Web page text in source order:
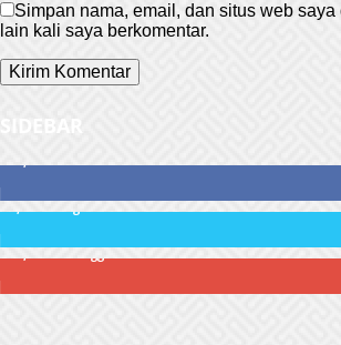
Simpan nama, email, dan situs web
lain kali saya berkomentar.